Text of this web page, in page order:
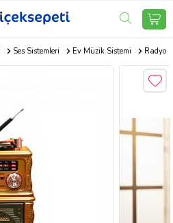
Ses Sistemleri Ev Müzik Sistemi Radyo